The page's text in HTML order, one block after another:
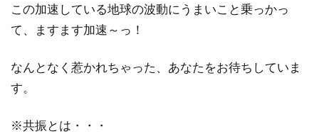
この加速している地球の波動にうまいこと乗っかっ
て、ますます加速～っ！
なんとなく惹かれちゃった、あなたをお待ちしていま
す。
※共振とは・・・